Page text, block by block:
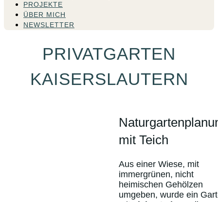
PROJEKTE
ÜBER MICH
NEWSLETTER
PRIVATGARTEN
KAISERSLAUTERN
mit Teich
Aus einer Wiese, mit
immergrünen, nicht
heimischen Gehölzen
umgeben, wurde ein